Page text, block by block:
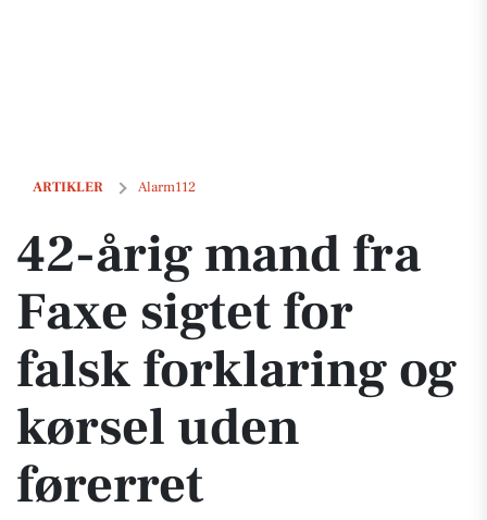
ARTIKLER Alarm112
42-årig mand fra Faxe sigtet for falsk forklaring og kørsel uden
42-årig mand fra
Faxe sigtet for
falsk forklaring og
kørsel uden
førerret